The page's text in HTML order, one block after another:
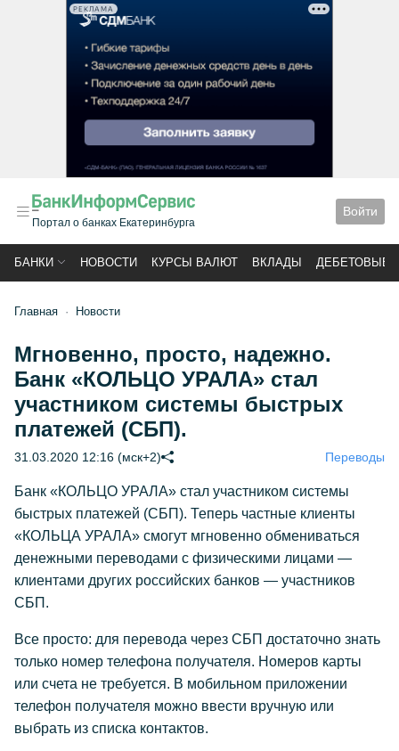
РЕКЛАМА
Портал о банках Екатеринбурга
Войти
БАНКИ НОВОСТИ КУРСЫ ВАЛЮТ ВКЛАДЫ ДЕБЕТОВЫЕ
Главная Новости
Мгновенно, просто, надежно.
Банк «КОЛЬЦО УРАЛА» стал
участником системы быстрых
платежей (СБП).
31.03.2020 12:16 (мск+2) Переводы
Банк «КОЛЬЦО УРАЛА» стал участником системы
быстрых платежей (СБП). Теперь частные клиенты
«КОЛЬЦА УРАЛА» смогут мгновенно обмениваться
денежными переводами с физическими лицами —
клиентами других российских банков — участников
СБП.
Все просто: для перевода через СБП достаточно знать
только номер телефона получателя. Номеров карты
или счета не требуется. В мобильном приложении
телефон получателя можно ввести вручную или
выбрать из списка контактов.